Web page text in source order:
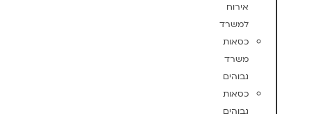
אירוח
למשרד
כסאות
משרד
גבוהים
כסאות
גבוהים